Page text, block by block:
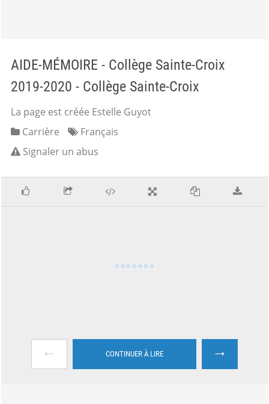
AIDE-MÉMOIRE - Collège Sainte-Croix
2019-2020 - Collège Sainte-Croix
La page est créée Estelle Guyot
Carrière
Français
Signaler un abus
← CONTINUER À LIRE →